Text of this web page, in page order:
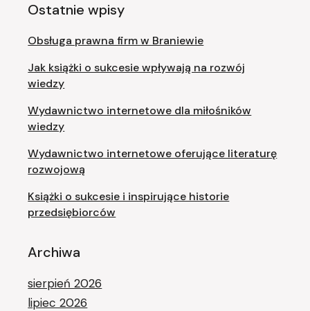
Ostatnie wpisy
Obsługa prawna firm w Braniewie
Jak książki o sukcesie wpływają na rozwój
wiedzy
Wydawnictwo internetowe dla miłośników
wiedzy
Wydawnictwo internetowe oferujące literaturę
rozwojową
Książki o sukcesie i inspirujące historie
przedsiębiorców
Archiwa
sierpień 2026
lipiec 2026